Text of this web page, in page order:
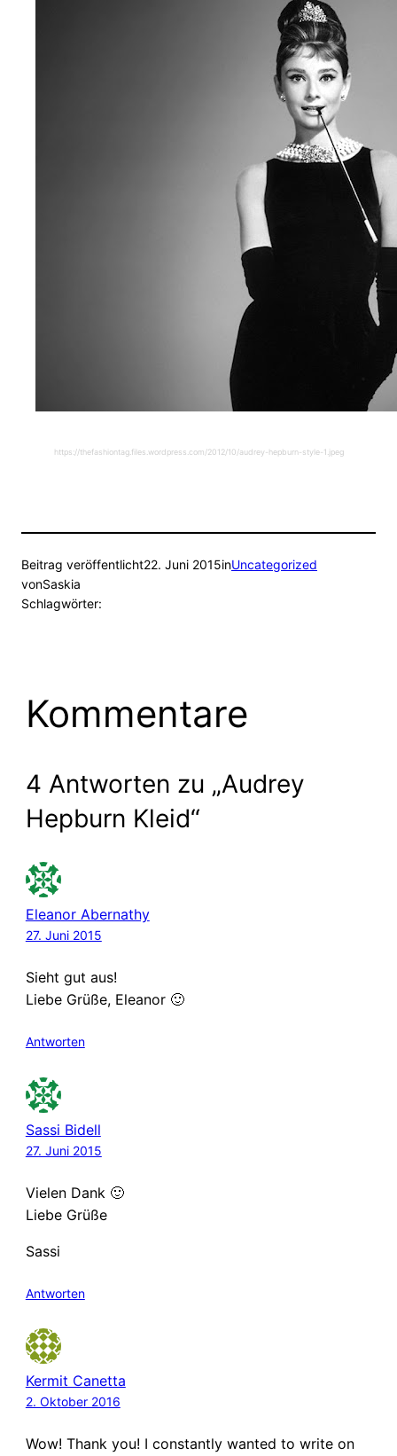
https://thefashiontag.files.wordpress.com/2012/10/audrey-hepburn-style-1.jpeg
Beitrag veröffentlicht22. Juni 2015inUncategorized
vonSaskia
Schlagwörter:
Kommentare
4 Antworten zu „Audrey
Hepburn Kleid“
Eleanor Abernathy
27. Juni 2015
Sieht gut aus!
Liebe Grüße, Eleanor 🙂
Antworten
Sassi Bidell
27. Juni 2015
Vielen Dank 🙂
Liebe Grüße
Sassi
Antworten
Kermit Canetta
2. Oktober 2016
Wow! Thank you! I constantly wanted to write on